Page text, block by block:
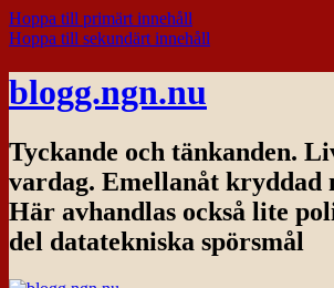
Hoppa till primärt innehåll
Hoppa till sekundärt innehåll
blogg.ngn.nu
Tyckande och tänkanden.
vardag. Emellanåt kryddad
Här avhandlas också lite
del datatekniska spörsmål